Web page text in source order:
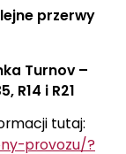
przerwy
Turnov –
R14 i R21
tutaj:
provozu/?